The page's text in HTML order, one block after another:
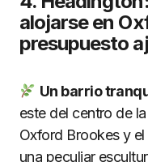
alojarse en
presupuesto
Un barrio
este del centro de
Oxford Brookes y
una peculiar